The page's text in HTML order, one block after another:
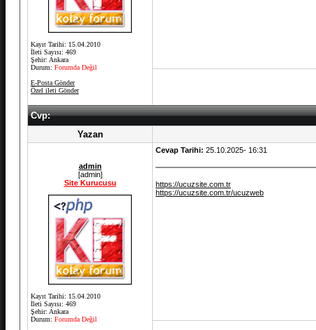
Kayıt Tarihi: 15.04.2010
İleti Sayısı: 469
Şehir: Ankara
Durum: Forumda Değil
E-Posta Gönder
Özel ileti Gönder
Cvp:
Yazan
admin
[admin]
Site Kurucusu
Kayıt Tarihi: 15.04.2010
İleti Sayısı: 469
Şehir: Ankara
Durum: Forumda Değil
Cevap Tarihi: 25.10.2025- 16:31
https://ucuzsite.com.tr
https://ucuzsite.com.tr/ucuzweb